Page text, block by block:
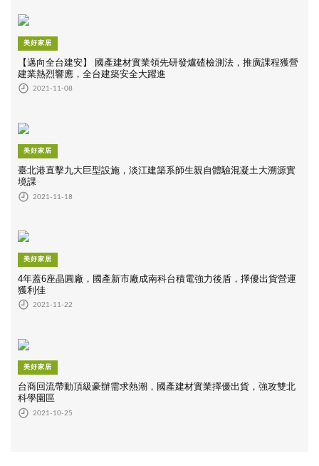
美好家居
【邁向全台建安】 國產建材實業領先研發爐碴檢測法，推廣課程獲營
建業熱烈響應，全台建築安全大躍進
2021-11-08
美好家居
臺北港直擊九大巨型設施，淡江建築系師生親自體驗混凝土大溯源實
境課
2021-11-18
美好家居
4年蓋6座晶圓廠，國產新市廠成南科台積電強力後盾，擇優出貨營運
獲利佳
2021-11-22
美好家居
台商回流帶動頂級豪辦需求熱潮，國產建材實業擇優出貨，強攻雙北
科學園區
2021-10-25